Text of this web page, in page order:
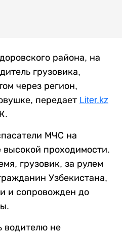
района, на
грузовика,
через регион,
передает Liter.kz
МЧС на
высокой проходимости.
грузовик, за рулем
Узбекистана,
и сопровожден до
водителю не